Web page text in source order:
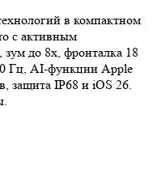
в компактном
с активным
до 8x, фронталка 18
Гц, AI-функции Apple
защита IP68 и iOS 26.